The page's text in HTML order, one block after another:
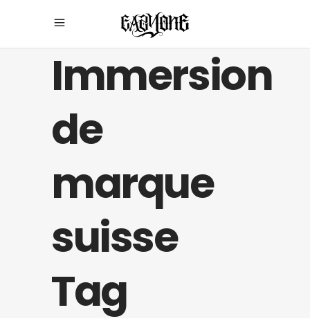
Immersion
de
marque
suisse
Tag